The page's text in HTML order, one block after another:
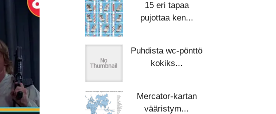
15 eri tapaa
pujottaa ken...
Puhdista wc-pönttö
kokiks...
Mercator-kartan
vääristym...